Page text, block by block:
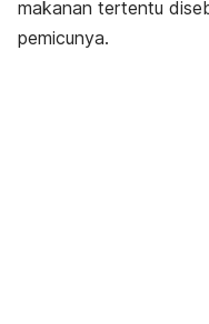
makanan tertentu
pemicunya.